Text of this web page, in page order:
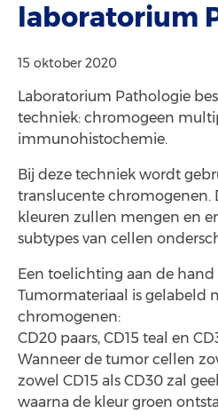
laboratorium
15 oktober 2020
Laboratorium Pathologie
techniek: chromogeen
immunohistochemie.
Bij deze techniek wordt
translucente chromogenen.
kleuren zullen mengen en
subtypes van cellen
Een toelichting aan de hand
Tumormateriaal is gelabeld
chromogenen:
CD20 paars, CD15 teal en
Wanneer de tumor cellen
zowel CD15 als CD30 zal
waarna de kleur groen